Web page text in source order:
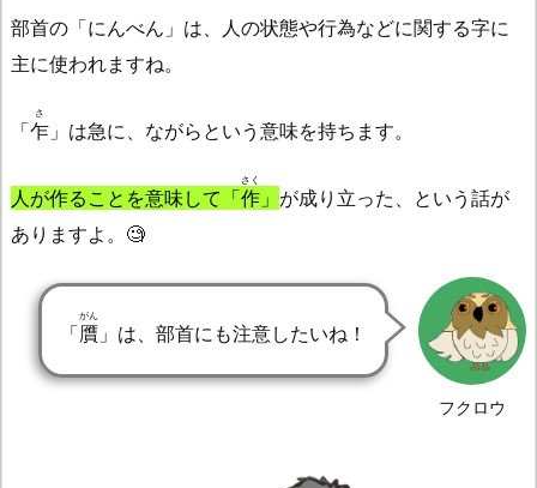
部首の「にんべん」は、人の状態や行為などに関する字に
主に使われますね。
「乍
さ
」は急に、ながらという意味を持ちます。
人が作ることを意味して「作
さく
」 が成り立った、という話が
ありますよ。🧐
フクロウ
「贋
がん
」は、部首にも注意したいね！